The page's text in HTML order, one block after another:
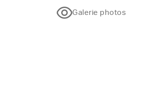
Galerie photos